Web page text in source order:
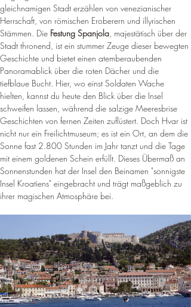
gleichnamigen Stadt erzählen von venezianischer
Herrschaft, von römischen Eroberern und illyrischen
Stämmen. Die Festung Spanjola, majestätisch über der
Stadt thronend, ist ein stummer Zeuge dieser bewegten
Geschichte und bietet einen atemberaubenden
Panoramablick über die roten Dächer und die
tiefblaue Bucht. Hier, wo einst Soldaten Wache
hielten, kannst du heute den Blick über die Insel
schweifen lassen, während die salzige Meeresbrise
Geschichten von fernen Zeiten zuflüstert. Doch Hvar ist
nicht nur ein Freilichtmuseum; es ist ein Ort, an dem die
Sonne fast 2.800 Stunden im Jahr tanzt und die Tage
mit einem goldenen Schein erfüllt. Dieses Übermaß an
Sonnenstunden hat der Insel den Beinamen "sonnigste
Insel Kroatiens" eingebracht und trägt maßgeblich zu
ihrer magischen Atmosphäre bei.